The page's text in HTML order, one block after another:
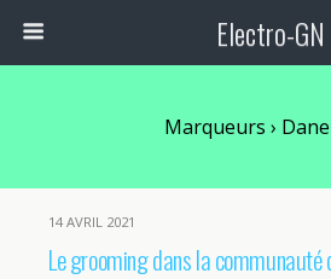
Electro-GN
Marqueurs ›
14 AVRIL 2021
Le grooming dans la communauté